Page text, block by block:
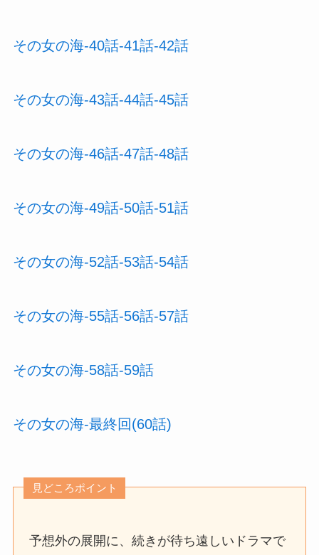
その女の海-40話-41話-42話
その女の海-43話-44話-45話
その女の海-46話-47話-48話
その女の海-49話-50話-51話
その女の海-52話-53話-54話
その女の海-55話-56話-57話
その女の海-58話-59話
その女の海-最終回(60話)
見どころポイント
予想外の展開に、続きが待ち遠しいドラマで